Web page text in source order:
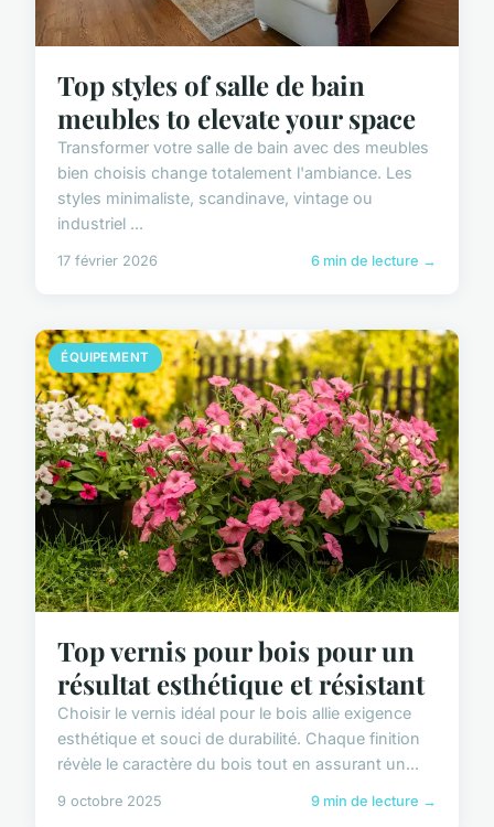
Top styles of salle de bain
meubles to elevate your space
Transformer votre salle de bain avec des meubles
bien choisis change totalement l'ambiance. Les
styles minimaliste, scandinave, vintage ou
industriel ...
17 février 2026 6 min de lecture →
ÉQUIPEMENT
Top vernis pour bois pour un
résultat esthétique et résistant
Choisir le vernis idéal pour le bois allie exigence
esthétique et souci de durabilité. Chaque finition
révèle le caractère du bois tout en assurant un...
9 octobre 2025 9 min de lecture →